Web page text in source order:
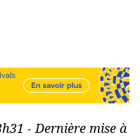
- Dernière mise à